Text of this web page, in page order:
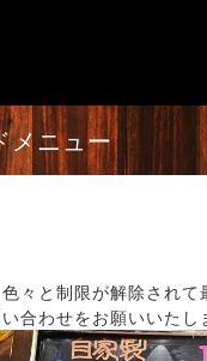
メニュー
々と制限が解除され
合わせをお願いいた